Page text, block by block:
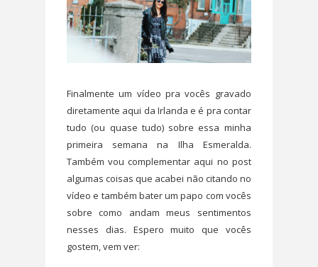
Finalmente um vídeo pra vocês gravado
diretamente aqui da Irlanda e é pra contar
tudo (ou quase tudo) sobre essa minha
primeira semana na Ilha Esmeralda.
Também vou complementar aqui no post
algumas coisas que acabei não citando no
vídeo e também bater um papo com vocês
sobre como andam meus sentimentos
nesses dias. Espero muito que vocês
gostem, vem ver: